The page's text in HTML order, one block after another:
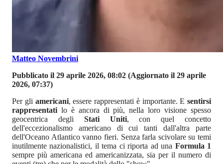
Matteo Novembrini
Pubblicato il 29 aprile 2026, 08:02 (Aggiornato il 29 aprile
2026, 07:37)
Per gli americani, essere rappresentati è importante. E sentirsi
rappresentati lo è ancora di più, nella loro visione spesso
geocentrica degli Stati Uniti, con quel concetto
dell'eccezionalismo americano di cui tanti dall'altra parte
dell'Oceano Atlantico vanno fieri. Senza farla scivolare su temi
inutilmente nazionalistici, il tema ci riporta ad una Formula 1
sempre più americana ed americanizzata, sia per il numero di